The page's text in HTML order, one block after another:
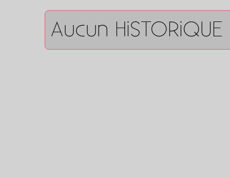
Aucun